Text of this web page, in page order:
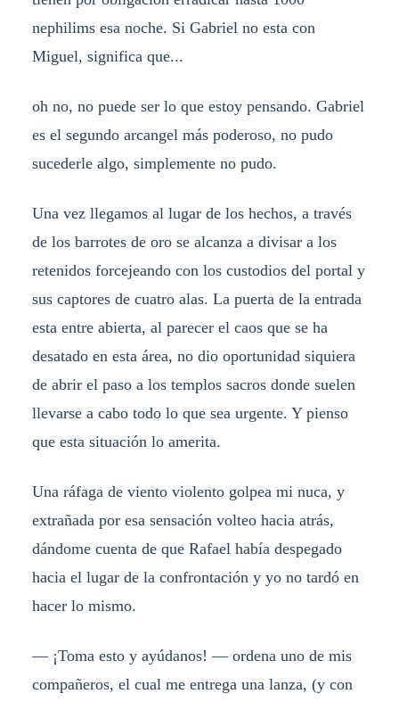
nephilims esa noche. Si Gabriel no esta con
Miguel, significa que...
oh no, no puede ser lo que estoy pensando. Gabriel
es el segundo arcangel más poderoso, no pudo
sucederle algo, simplemente no pudo.
Una vez llegamos al lugar de los hechos, a través
de los barrotes de oro se alcanza a divisar a los
retenidos forcejeando con los custodios del portal y
sus captores de cuatro alas. La puerta de la entrada
esta entre abierta, al parecer el caos que se ha
desatado en esta área, no dio oportunidad siquiera
de abrir el paso a los templos sacros donde suelen
llevarse a cabo todo lo que sea urgente. Y pienso
que esta situación lo amerita.
Una ráfaga de viento violento golpea mi nuca, y
extrañada por esa sensación volteo hacia atrás,
dándome cuenta de que Rafael había despegado
hacia el lugar de la confrontación y yo no tardó en
hacer lo mismo.
— ¡Toma esto y ayúdanos! — ordena uno de mis
compañeros, el cual me entrega una lanza, (y con